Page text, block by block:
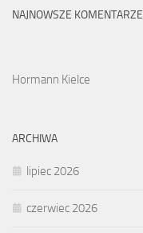
NAJNOWSZE KOMENTARZE
Hormann Kielce
ARCHIWA
lipiec 2026
czerwiec 2026